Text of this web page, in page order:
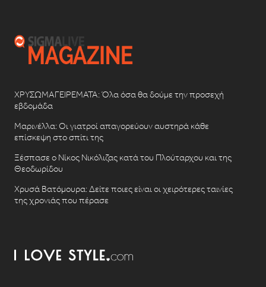
ΧΡΥΣΩΜΑΓΕΙΡΕΜΑΤΑ: Όλα όσα θα δούμε την προσεχή
εβδομάδα
Μαρινέλλα: Οι γιατροί απαγορεύουν αυστηρά κάθε
επίσκεψη στο σπίτι της
Ξέσπασε ο Νίκος Νικόλιζας κατά του Πλούταρχου και της
Θεοδωρίδου
Χρυσά Βατόμουρα: Δείτε ποιες είναι οι χειρότερες ταινίες
της χρονιάς που πέρασε